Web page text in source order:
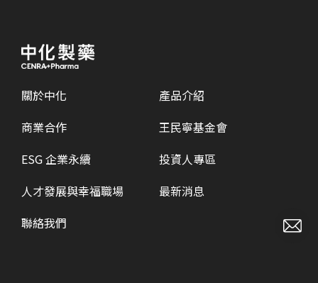
關於中化
產品介紹
商業合作
王民寧基金會
ESG 企業永續
投資人專區
人才發展與幸福職場
最新消息
聯絡我們